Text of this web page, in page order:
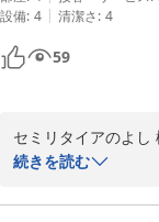
設備: 4 | 清潔さ: 4
59
セミリタイアのよし
ご利用いただきまし
移動の利便性にご満
続きを読む